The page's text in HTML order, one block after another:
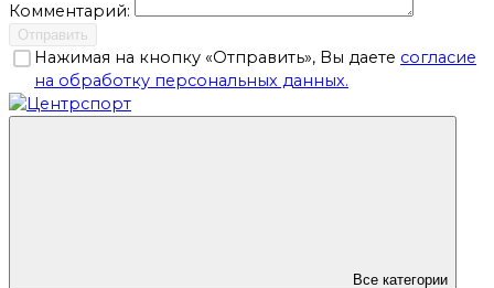
Комментарий:
Отправить
Нажимая на кнопку «Отправить», Вы даете согласие
на обработку персональных данных.
Все категории